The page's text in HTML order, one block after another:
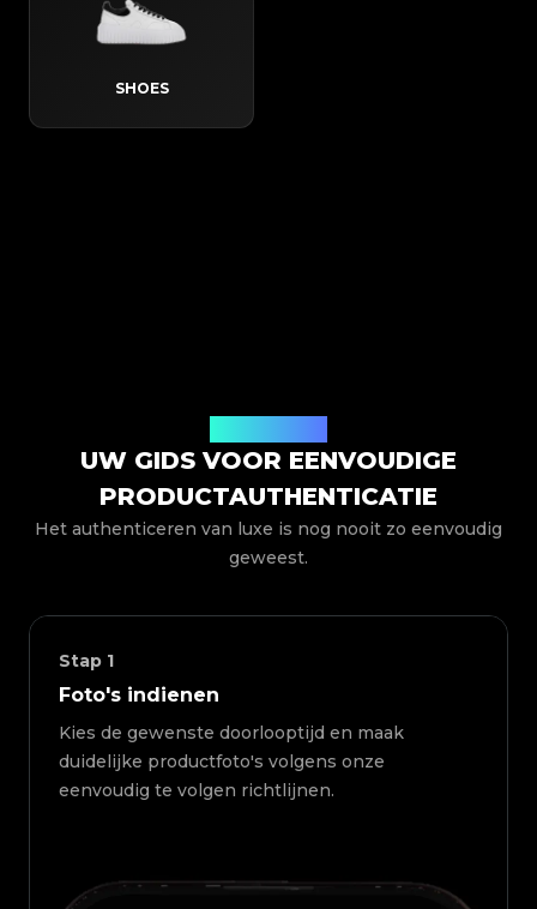
SHOES
UW GIDS VOOR EENVOUDIGE
PRODUCTAUTHENTICATIE
Het authenticeren van luxe is nog nooit zo eenvoudig
geweest.
Stap 1
Foto's indienen
Kies de gewenste doorlooptijd en maak
duidelijke productfoto's volgens onze
eenvoudig te volgen richtlijnen.